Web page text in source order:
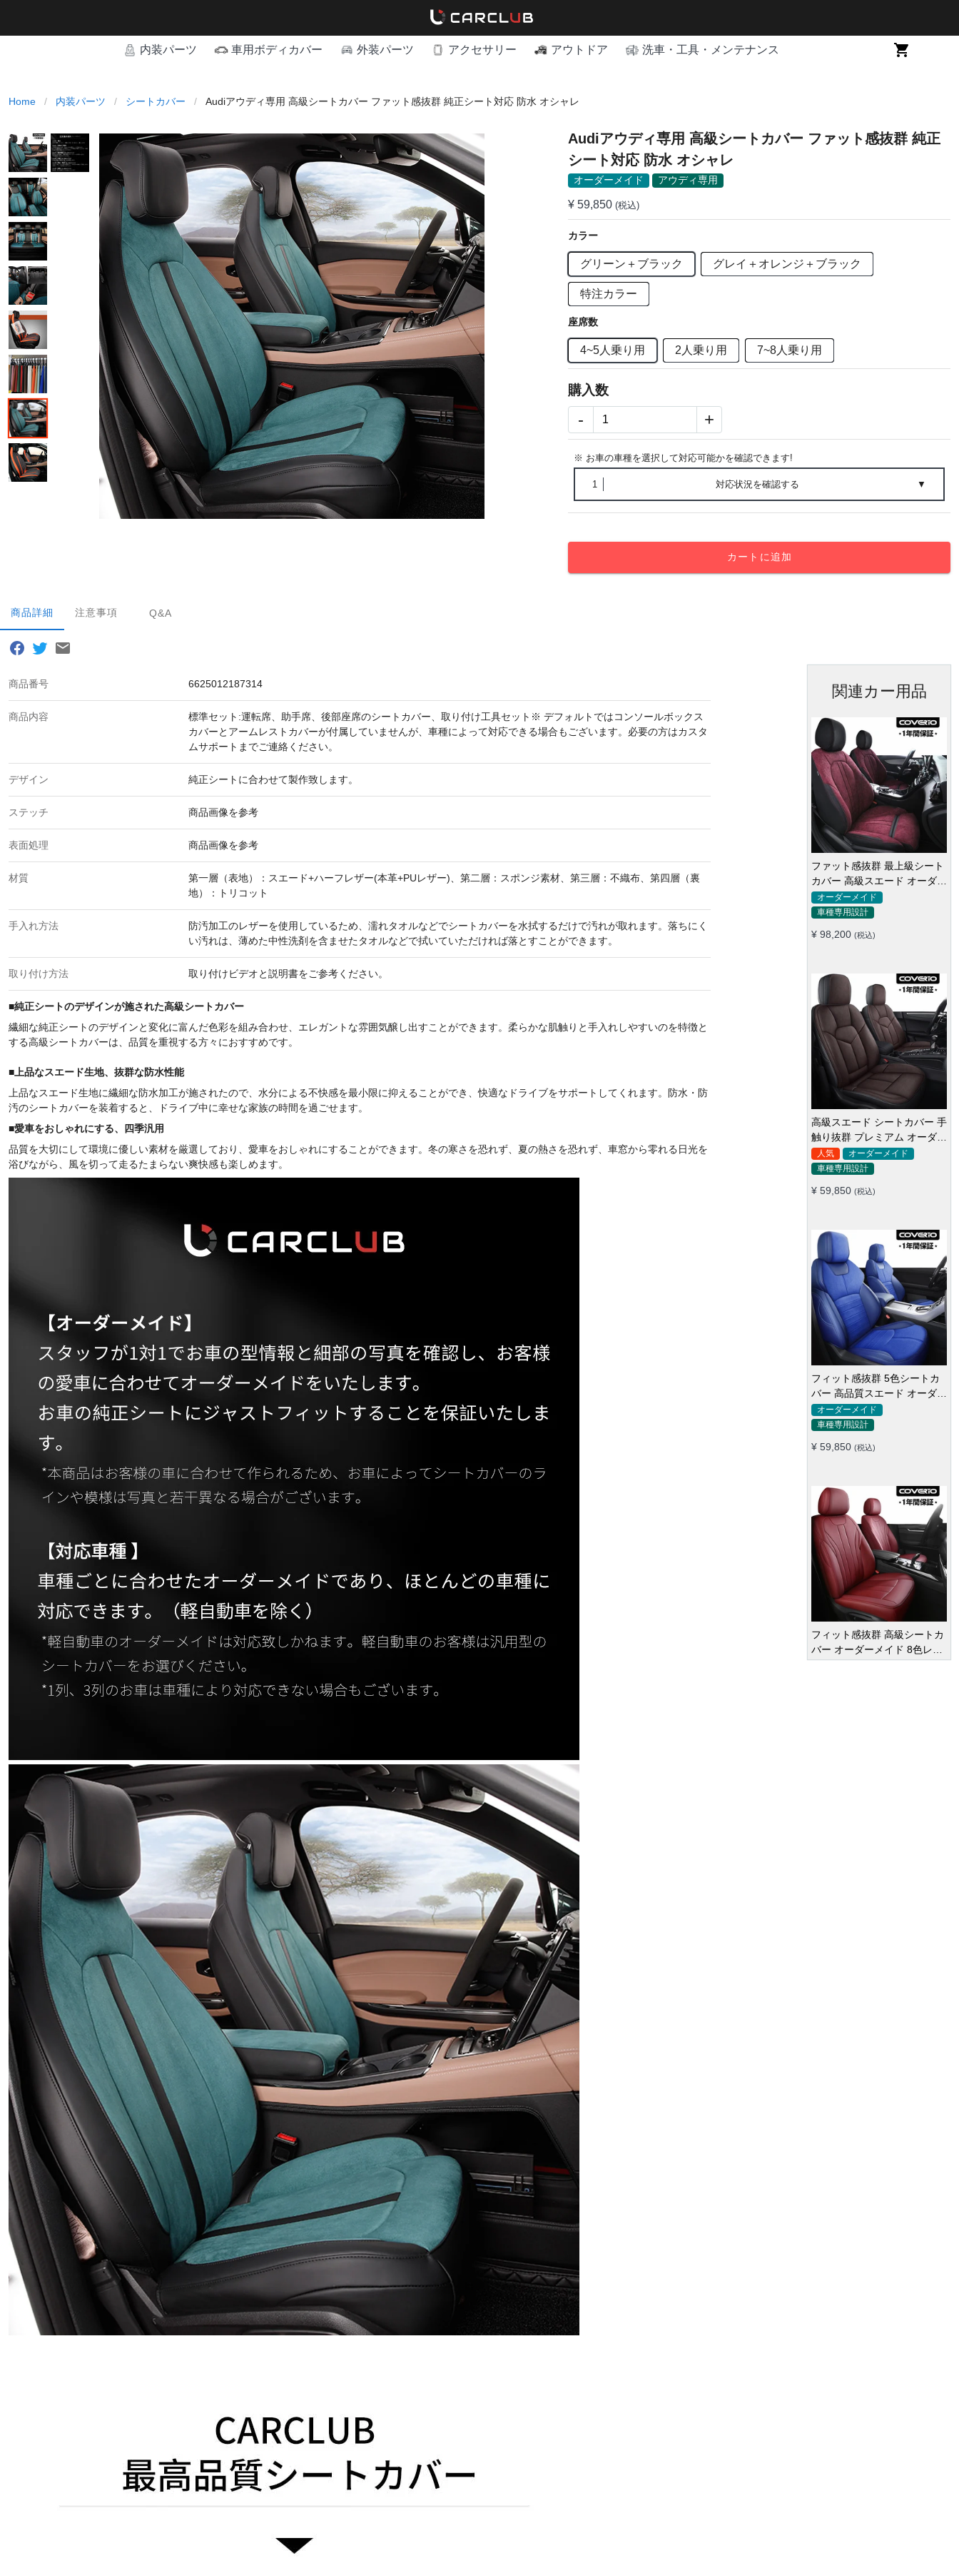
内装パーツ 車用ボディカバー 外装パーツ アクセサリー アウトドア 洗車・工具・メンテナンス
Home / 内装パーツ / シートカバー / Audiアウディ専用 高級シートカバー ファット感抜群 純正シート対応 防水 オシャレ
Audiアウディ専用 高級シートカバー ファット感抜群 純正
シート対応 防水 オシャレ
オーダーメイド アウディ専用
¥ 59,850 (税込)
カラー
グリーン＋ブラック グレイ＋オレンジ＋ブラック
特注カラー
座席数
4~5人乗り用 2人乗り用 7~8人乗り用
購入数
- +
※ お車の車種を選択して対応可能かを確認できます!
1 対応状況を確認する ▼
カートに追加
商品詳細 注意事項 Q&A
商品番号 6625012187314
商品内容
標準セット:運転席、助手席、後部座席のシートカバー、取り付け工具セット※ デフォルトではコンソールボックス
カバーとアームレストカバーが付属していませんが、車種によって対応できる場合もございます。必要の方はカスタ
ムサポートまでご連絡ください。
デザイン 純正シートに合わせて製作致します。
ステッチ 商品画像を参考
表面処理 商品画像を参考
材質
第一層（表地）：スエード+ハーフレザー(本革+PUレザー)、第二層：スポンジ素材、第三層：不織布、第四層（裏
地）：トリコット
手入れ方法
防汚加工のレザーを使用しているため、濡れタオルなどでシートカバーを水拭するだけで汚れが取れます。落ちにく
い汚れは、薄めた中性洗剤を含ませたタオルなどで拭いていただければ落とすことができます。
取り付け方法 取り付けビデオと説明書をご参考ください。
■純正シートのデザインが施された高級シートカバー
繊細な純正シートのデザインと変化に富んだ色彩を組み合わせ、エレガントな雰囲気醸し出すことができます。柔らかな肌触りと手入れしやすいのを特徴と
する高級シートカバーは、品質を重視する方々におすすめです。
■ 上品なスエード生地、抜群な防水性能
上品なスエード生地に繊細な防水加工が施されたので、水分による不快感を最小限に抑えることができ、快適なドライブをサポートしてくれます。防水・防
汚のシートカバーを装着すると、ドライブ中に幸せな家族の時間を過ごせます。
■愛車をおしゃれにする、四季汎用
品質を大切にして環境に優しい素材を厳選しており、愛車をおしゃれにすることができます。冬の寒さを恐れず、夏の熱さを恐れず、車窓から零れる日光を
浴びながら、風を切って走るたまらない爽快感も楽しめます。
関連カー用品
ファット感抜群 最上級シート
カバー 高級スエード オーダー
メイド防水仕様 全席セット
オーダーメイド
車種専用設計
¥ 98,200 (税込)
高級スエード シートカバー 手
触り抜群 プレミアム オーダー
メイド 防水防汚 全席セット
人気
オーダーメイド
車種専用設計
¥ 59,850 (税込)
フィット感抜群 5色シートカ
バー 高品質スエード オーダー
メイド 防汚防水 耐久性
オーダーメイド
車種専用設計
¥ 59,850 (税込)
フィット感抜群 高級シートカ
バー オーダーメイド 8色レザ